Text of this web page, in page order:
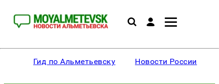
Гид по Альметьевску Новости России